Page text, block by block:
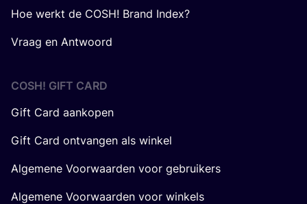
Hoe werkt de COSH! Brand Index?
Vraag en Antwoord
COSH! GIFT CARD
Gift Card aankopen
Gift Card ontvangen als winkel
Algemene Voorwaarden voor gebruikers
Algemene Voorwaarden voor winkels